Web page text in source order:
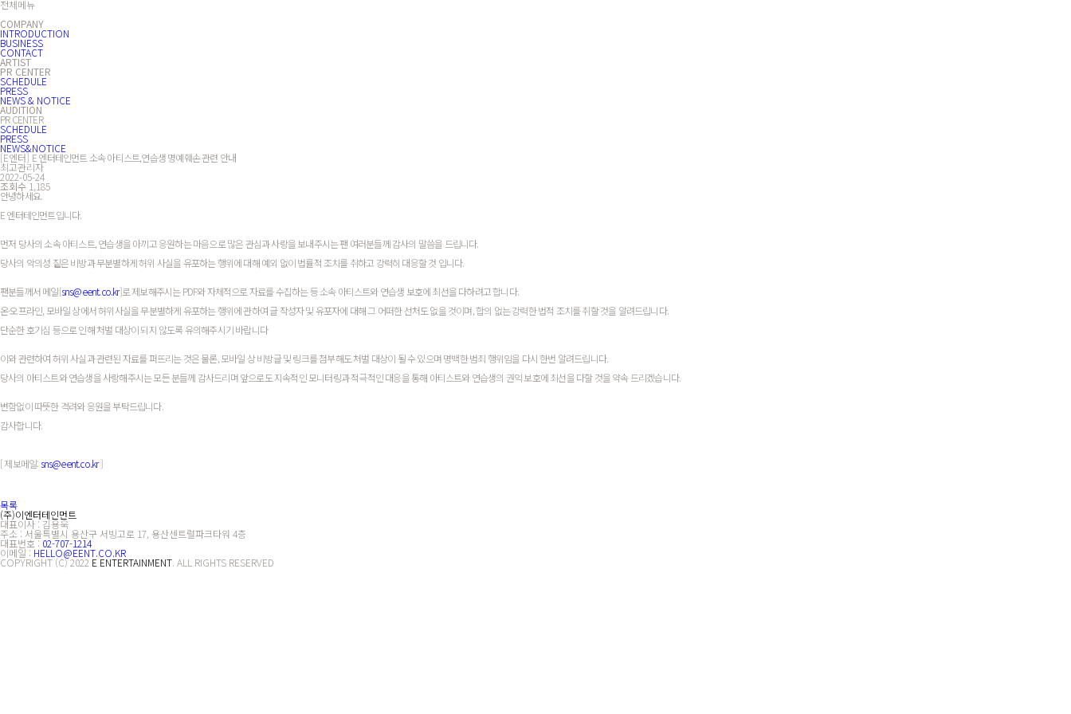
전체메뉴
COMPANY
INTRODUCTION
BUSINESS
CONTACT
ARTIST
PR CENTER
SCHEDULE
PRESS
NEWS & NOTICE
AUDITION
PR CENTER
SCHEDULE
PRESS
NEWS&NOTICE
[E엔터] E 엔터테인먼트 소속 아티스트,연습생 명예훼손 관련 안내
최고관리자
2022-05-24
조회수 1,185
안녕하세요.
E 엔터테인먼트입니다.
먼저 당사의 소속 아티스트, 연습생을 아끼고 응원하는 마음으로 많은 관심과 사랑을 보내주시는 팬 여러분들께 감사의 말씀을 드립니다.
당사의 악의성 짙은 비방과 무분별하게 허위 사실을 유포하는 행위에 대해 예외 없이 법률적 조치를 취하고 강력히 대응할 것 입니다.
팬분들께서 메일[sns@eent.co.kr]로 제보해주시는 PDF와 자체적으로 자료를 수집하는 등 소속 아티스트와 연습생 보호에 최선을 다하려고 합니다.
온·오프라인, 모바일 상에서 허위사실을 무분별하게 유포하는 행위에 관하여 글 작성자 및 유포자에 대해 그 어떠한 선처도 없을 것이며, 합의 없는 강력한 법적 조치를 취할 것을 알려드립니다.
단순한 호기심 등으로 인해 처벌 대상이 되지 않도록 유의해주시기 바랍니다
이와 관련하여 허위 사실과 관련된 자료를 퍼뜨리는 것은 물론, 모바일 상 비방글 및 링크를 첨부해도 처벌 대상이 될 수 있으며 명백한 범죄 행위임을 다시 한번 알려드립니다.
당사의 아티스트와 연습생을 사랑해주시는 모든 분들께 감사드리며 앞으로도 지속적인 모니터링과 적극적인 대응을 통해 아티스트와 연습생의 권익 보호에 최선을 다할 것을 약속 드리겠습니다.
변함없이 따뜻한 격려와 응원을 부탁드립니다.
감사합니다.
[ 제보메일: sns@eent.co.kr]
목록
(주)이엔터테인먼트
대표이사 : 김용욱
주소 : 서울특별시 용산구 서빙고로 17, 용산센트럴파크타워 4층
대표번호 :02-707-1214
이메일 : HELLO@EENT.CO.KR
COPYRIGHT (C) 2022 E ENTERTAINMENT. ALL RIGHTS RESERVED